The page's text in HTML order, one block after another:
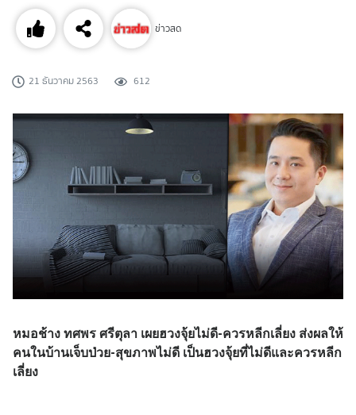
ข่าวสด
21 ธันวาคม 2563 612
หมอช้าง ทศพร ศรีตุลา เผยฮวงจุ้ยไม่ดี-ควรหลีกเลี่ยง ส่งผลให้
คนในบ้านเจ็บป่วย-สุขภาพไม่ดี เป็นฮวงจุ้ยที่ไม่ดีและควรหลีก
เลี่ยง